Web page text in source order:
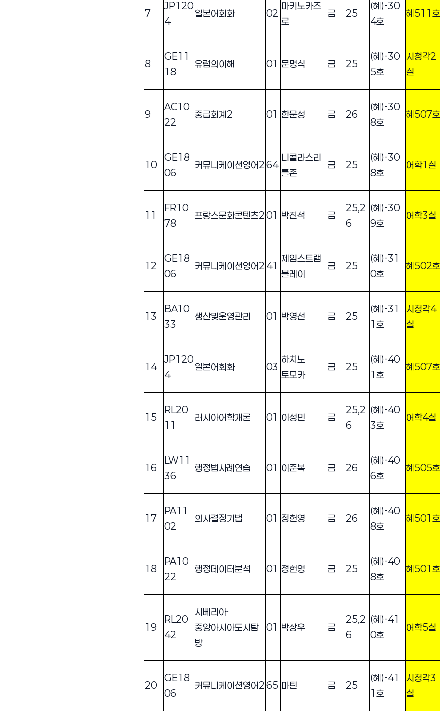
7
JP120
4
일본어회화 02
마키노카즈
로
금 25
(혜)-30
4호
혜511호
8
GE11
18
유럽의이해 01 문명식 금 25
(혜)-30
5호
시청각2
실
9
AC10
22
중급회계2 01 한문성 금 26
(혜)-30
8호
혜507호
10
GE18
06
커뮤니케이션영어264
니콜라스리
틀존
금 25
(혜)-30
8호
어학1실
11
FR10
78
프랑스문화콘텐츠201 박진석 금
25,2
6
(혜)-30
9호
어학3실
12
GE18
06
커뮤니케이션영어2 41
제임스트램
블레이
금 25
(혜)-31
0호
혜502호
13
BA10
33
생산및운영관리 01 박영선 금 25
(혜)-31
1호
시청각4
실
14
JP120
4
일본어회화 03
하치노
토모카
금 25
(혜)-40
1호
혜507호
15
RL20
11
러시아어학개론 01 이성민 금
25,2
6
(혜)-40
3호
어학4실
16
LW11
36
행정법사례연습 01 이준복 금 26
(혜)-40
6호
혜505호
17
PA11
02
의사결정기법 01 정헌영 금 26
(혜)-40
8호
혜501호
18
PA10
22
행정데이터분석 01 정헌영 금 25
(혜)-40
8호
혜501호
19
RL20
42
시베리아·
중앙아시아도시탐
방
01 박상우 금
25,2
6
(혜)-41
0호
어학5실
20
GE18
06
커뮤니케이션영어265 마틴 금 25
(혜)-41
1호
시청각3
실